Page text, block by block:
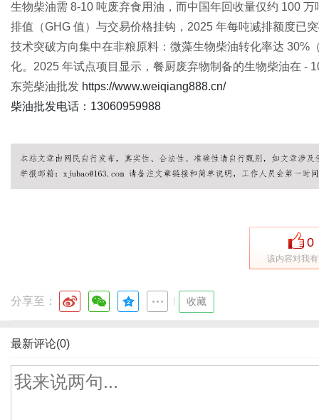
生物柴油需 8-10 吨废弃食用油，而中国年回收量仅约 100
排值（GHG 值）与交易价格挂钩，2025 年每吨减排额度已
技术突破方向集中在非粮原料：微藻生物柴油转化率达 30%
化。2025 年试点项目显示，餐厨废弃物制备的生物柴油在 -
东莞柴油批发 https://www.weiqiang888.cn/
柴油批发电话：13060959988
0
该内容对我
分享至： 收藏
最新评论(0)